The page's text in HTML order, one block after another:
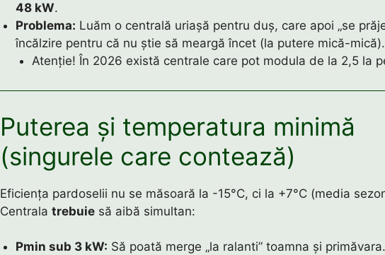
48 kW.
Problema: Luăm o centrală uriașă pentru duș, care apoi „se
încălzire pentru că nu știe să meargă încet (la putere mică-mică).
Atenție! În 2026 există centrale care pot modula de la 2,5 la
Puterea și temperatura minimă
(singurele care contează)
Eficiența pardoselii nu se măsoară la -15°C, ci la +7°C (media
Centrala trebuie să aibă simultan:
Pmin sub 3 kW: Să poată merge „la ralanti” toamna și primăvara.